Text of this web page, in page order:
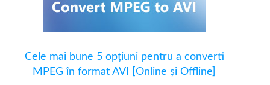
Cele mai bune 5 opțiuni pentru a converti
MPEG în format AVI [Online și Offline]